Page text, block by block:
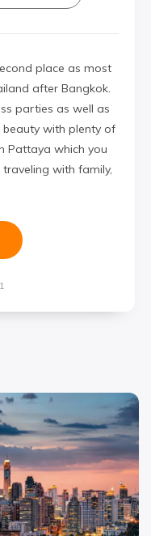
place as most
after Bangkok.
parties as well as
with plenty of
Pattaya which you
traveling with family,